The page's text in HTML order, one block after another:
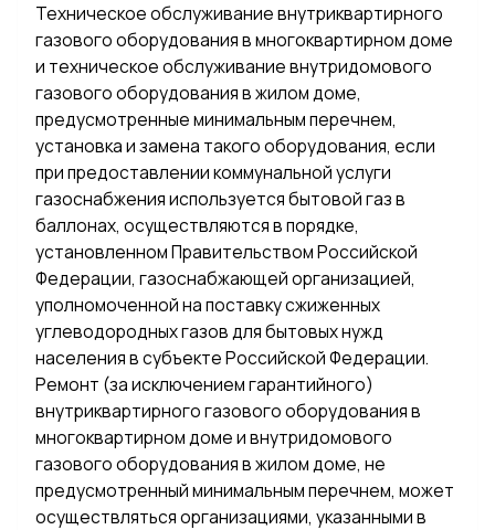
Техническое обслуживание внутриквартирного
газового оборудования в многоквартирном доме
и техническое обслуживание внутридомового
газового оборудования в жилом доме,
предусмотренные минимальным перечнем,
установка и замена такого оборудования, если
при предоставлении коммунальной услуги
газоснабжения используется бытовой газ в
баллонах, осуществляются в порядке,
установленном Правительством Российской
Федерации, газоснабжающей организацией,
уполномоченной на поставку сжиженных
углеводородных газов для бытовых нужд
населения в субъекте Российской Федерации.
Ремонт (за исключением гарантийного)
внутриквартирного газового оборудования в
многоквартирном доме и внутридомового
газового оборудования в жилом доме, не
предусмотренный минимальным перечнем, может
осуществляться организациями, указанными в